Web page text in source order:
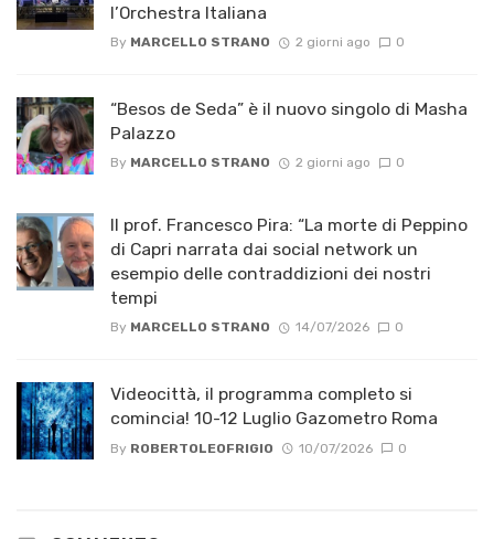
l’Orchestra Italiana ​
By MARCELLO STRANO 2 giorni ago 0
“Besos de Seda” è il nuovo singolo di Masha
Palazzo
By MARCELLO STRANO 2 giorni ago 0
Il prof. Francesco Pira: “La morte di Peppino
di Capri narrata dai social network un
esempio delle contraddizioni dei nostri
tempi
By MARCELLO STRANO 14/07/2026 0
Videocittà, il programma completo si
comincia! 10-12 Luglio Gazometro Roma
By ROBERTOLEOFRIGIO 10/07/2026 0